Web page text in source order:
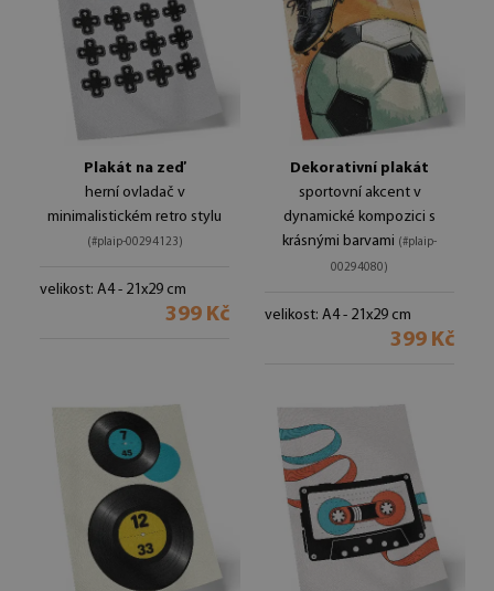
Plakát na zeď
herní ovladač v
minimalistickém retro stylu
(#plaip-00294123)
velikost: A4 - 21x29 cm
399 Kč
Dekorativní plakát
sportovní akcent v
dynamické kompozici s
krásnými barvami (#plaip-
00294080)
velikost: A4 - 21x29 cm
399 Kč